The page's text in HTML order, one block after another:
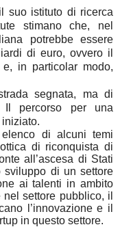
suo istituto di ricerca
stimano che, nel
potrebbe essere
di euro, ovvero il
in particolar modo,
segnata, ma di
Il percorso per una
di alcuni temi
di riconquista di
all’ascesa di Stati
di un settore
ai talenti in ambito
settore pubblico, il
l’innovazione e il
in questo settore.